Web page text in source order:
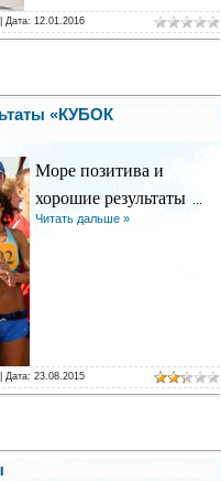
Дата: 12.01.2016
«КУБОК
Море позитива и
хорошие результаты
Читать дальше »
Дата: 23.08.2015